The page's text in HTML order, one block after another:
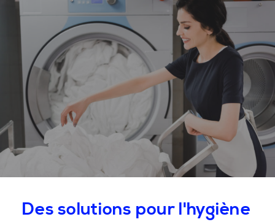
Des solutions pour l'hygiène